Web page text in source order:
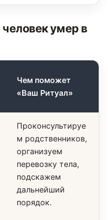
умер в
Чем поможет
«Ваш Ритуал»
Проконсультируе
м родственников,
организуем
перевозку тела,
подскажем
дальнейший
порядок.